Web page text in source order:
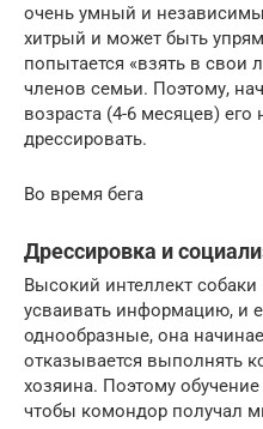
очень умный и
хитрый и может быть
попытается «взять в свои
членов семьи. Поэтому,
возраста (4-6 месяцев) его
дрессировать.
Во время бега
Дрессировка и
Высокий интеллект
усваивать информацию, и
однообразные, она
отказывается выполнять
хозяина. Поэтому
чтобы комондор получал